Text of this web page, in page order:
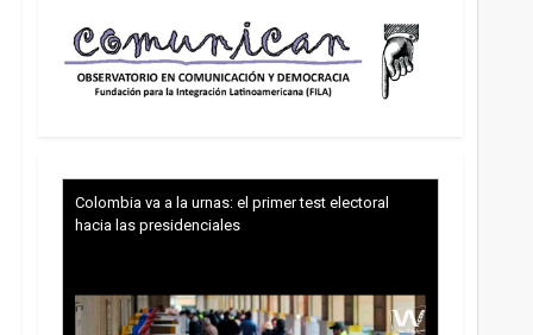
Colombia va a la urnas: el primer test electoral
hacia las presidenciales